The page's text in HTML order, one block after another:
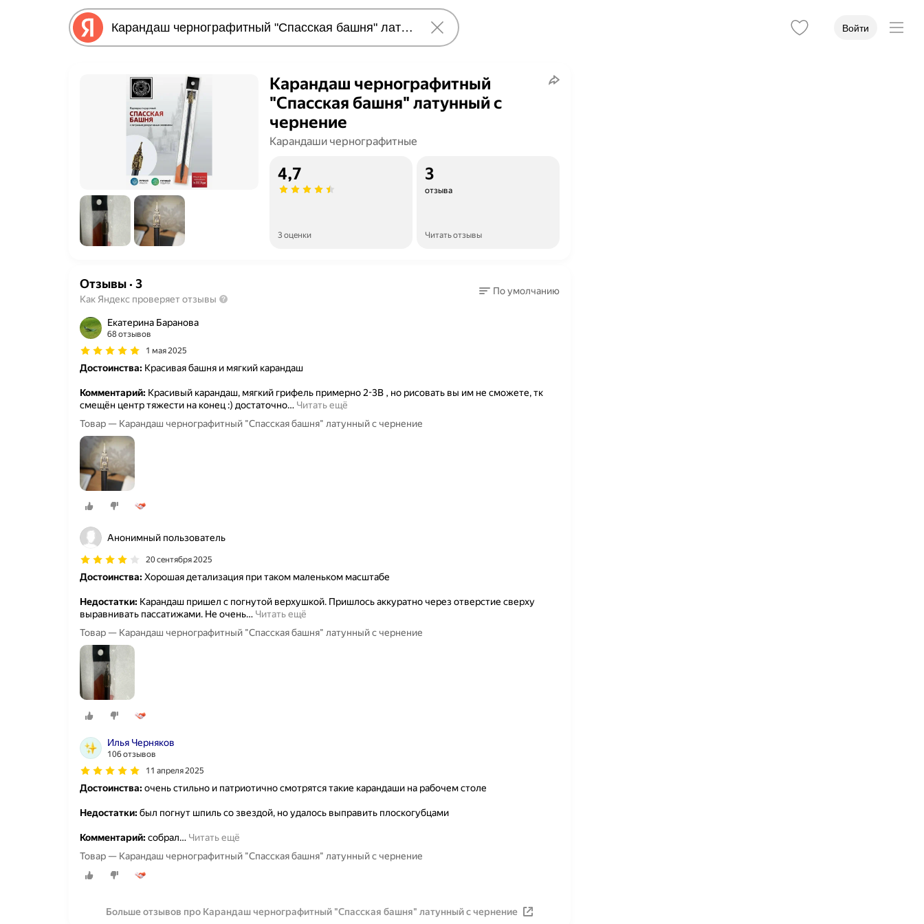
Войти
Карандаш чернографитный
"Спасская башня" латунный с
чернение
Карандаши чернографитные
4,7
3 оценки
3
отзыва
Читать отзывы
Отзывы· 3
Как Яндекс проверяет отзывы
По умолчанию
Екатерина Баранова
68 отзывов
1 мая 2025
Достоинства: Красивая башня и мягкий карандаш
Комментарий: Красивый карандаш, мягкий грифель примерно 2-3В , но рисовать вы им не сможете, тк
смещён центр тяжести на конец :) достаточно… Читать ещё
Товар — Карандаш чернографитный "Спасская башня" латунный с чернение
Анонимный пользователь
20 сентября 2025
Достоинства:Хорошая детализация при таком маленьком масштабе
Недостатки: Карандаш пришел с погнутой верхушкой. Пришлось аккуратно через отверстие сверху
выравнивать пассатижами. Не очень… Читать ещё
Товар — Карандаш чернографитный "Спасская башня" латунный с чернение
Илья Черняков
106 отзывов
11 апреля 2025
Достоинства:очень стильно и патриотично смотрятся такие карандаши на рабочем столе
Недостатки:был погнут шпиль со звездой, но удалось выправить плоскогубцами
Комментарий:собрал… Читать ещё
Товар — Карандаш чернографитный "Спасская башня" латунный с чернение
Больше отзывов про Карандаш чернографитный "Спасская башня" латунный с чернение